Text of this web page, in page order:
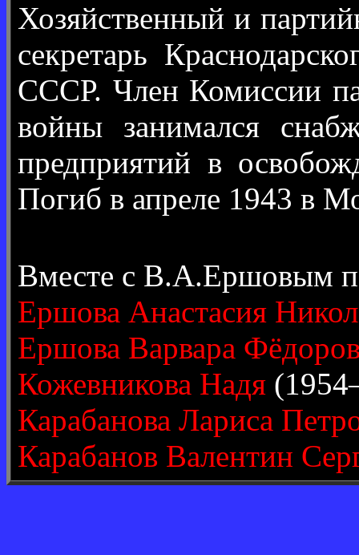
Хозяйственный и
секретарь
СССР. Член Комиссии
войны занимался
предприятий в
Погиб в апреле 1943 в
Вместе с В.А.Ершовым
Ершова Анастасия
Ершова Варвара
Кожевникова Надя
Карабанова Лариса
Карабанов Валентин